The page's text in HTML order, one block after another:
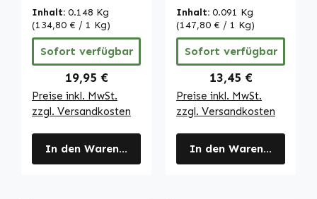
Vitamin C -
Immunsystem
Kollagenbildung
uvm. | Warnke
Vitalstoffe
Inhalt: 0.148 Kg
(134,80 € / 1 Kg)
Sofort verfügbar
Regulärer Preis:
19,95 €
Preise inkl. MwSt.
zzgl. Versandkosten
In den Warenkorb
Zink - für
Immunsystem,
Haut, Zellteilung
uvm. | Warnke
Vitalstoffe
Inhalt: 0.091 Kg
(147,80 € / 1 Kg)
Sofort verfügbar
Regulärer Preis:
13,45 €
Preise inkl. MwSt.
zzgl. Versandkosten
In den Warenkorb